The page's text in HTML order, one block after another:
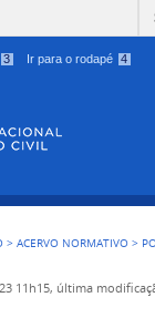
3 Ir para o rodapé 4
>ACERVO NORMATIVO >
11h15, última